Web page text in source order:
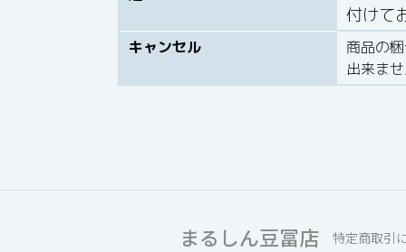
付けて
キャンセル
商品の
出来ま
まるしん豆冨店 特定商取引